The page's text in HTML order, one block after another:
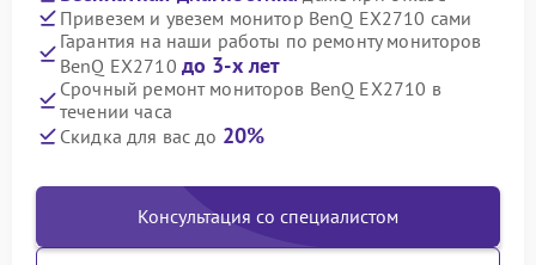
Привезем и увезем монитор BenQ EX2710 сами
Гарантия на наши работы по ремонту мониторов
BenQ EX2710 до 3-х лет
Срочный ремонт мониторов BenQ EX2710 в
течении часа
Скидка для вас до 20%
Консультация со специалистом